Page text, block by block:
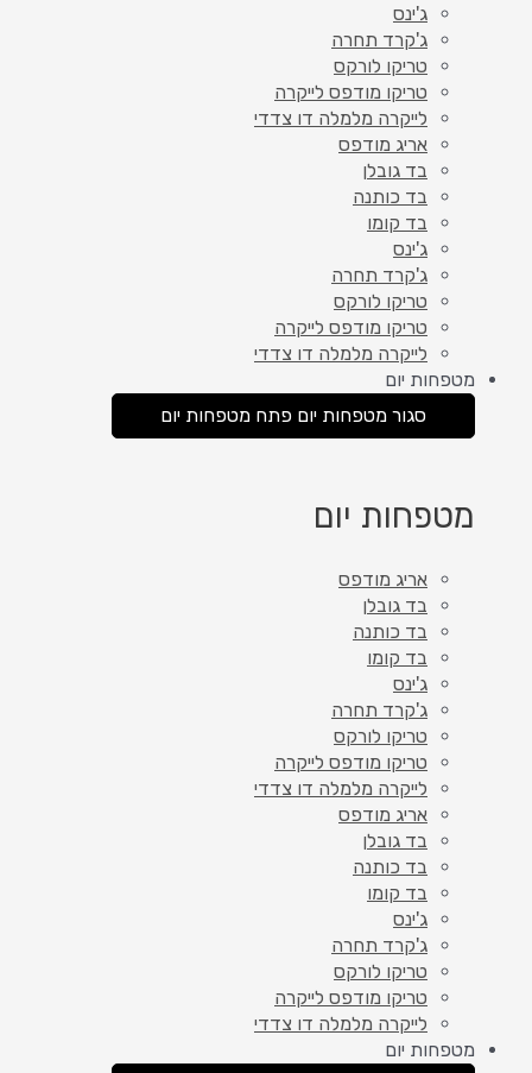
ג'ינס
ג'קרד תחרה
טריקו לורקס
טריקו מודפס לייקרה
לייקרה מלמלה דו צדדי
אריג מודפס
בד גובלן
בד כותנה
בד קומו
ג'ינס
ג'קרד תחרה
טריקו לורקס
טריקו מודפס לייקרה
לייקרה מלמלה דו צדדי
מטפחות יום
סגור מטפחות יום פתח מטפחות יום
מטפחות יום
אריג מודפס
בד גובלן
בד כותנה
בד קומו
ג'ינס
ג'קרד תחרה
טריקו לורקס
טריקו מודפס לייקרה
לייקרה מלמלה דו צדדי
אריג מודפס
בד גובלן
בד כותנה
בד קומו
ג'ינס
ג'קרד תחרה
טריקו לורקס
טריקו מודפס לייקרה
לייקרה מלמלה דו צדדי
מטפחות יום